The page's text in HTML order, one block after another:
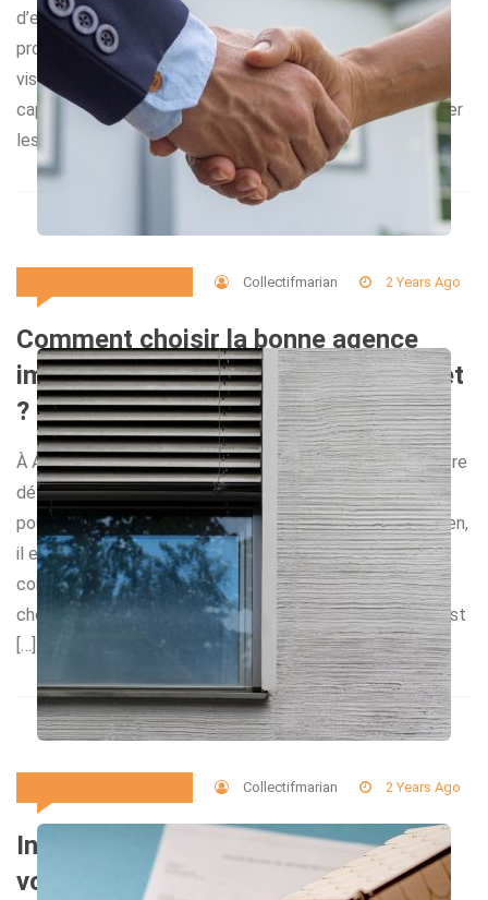
d’efficacité. Se rapprocher d’un architecte pour un tel
projet est une étape cruciale qui peut transformer une
vision en réalité tangible. Grâce à son expertise, il est
capable d’apporter des solutions innovantes, de respecter
les réglementations […]
Collectifmarian 2 Years Ago
Comment choisir la bonne agence
immobilière à Anglet pour votre projet
?
À Anglet, trouver la meilleure agence immobilière peut être
déterminant pour le succès de votre projet. Que ce soit
pour un achat et vente, la location ou l’estimation d’un bien,
il est essentiel de s’entourer de professionnels
compétents. Voici quelques conseils pour faire le bon
choix. Considérer les avis clients et l’expertise locale Il est
[…]
Collectifmarian 2 Years Ago
Installation et remplacement de
volets roulants : faire appel à un pro